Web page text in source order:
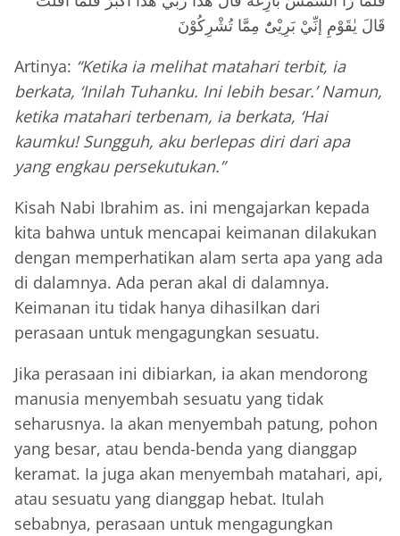
قَالَ يٰقَوْمِ إنِّيْ بَرِيْىٌٔ مِمَّا تُشْرِكُوْنَ
Artinya: “Ketika ia melihat matahari terbit, ia
berkata, ‘Inilah Tuhanku. Ini lebih besar.’ Namun,
ketika matahari terbenam, ia berkata, ‘Hai
kaumku! Sungguh, aku berlepas diri dari apa
yang engkau persekutukan.”
Kisah Nabi Ibrahim as. ini mengajarkan kepada
kita bahwa untuk mencapai keimanan dilakukan
dengan memperhatikan alam serta apa yang ada
di dalamnya. Ada peran akal di dalamnya.
Keimanan itu tidak hanya dihasilkan dari
perasaan untuk mengagungkan sesuatu.
Jika perasaan ini dibiarkan, ia akan mendorong
manusia menyembah sesuatu yang tidak
seharusnya. Ia akan menyembah patung, pohon
yang besar, atau benda-benda yang dianggap
keramat. Ia juga akan menyembah matahari, api,
atau sesuatu yang dianggap hebat. Itulah
sebabnya, perasaan untuk mengagungkan